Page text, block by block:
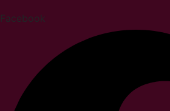
Facebook